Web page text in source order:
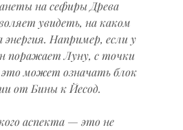
на сефиры Древа
увидеть, на каком
энергия. Например, если у
поражает Луну, с точки
может означать блок
от Бины к Йесод.
аспекта — это не